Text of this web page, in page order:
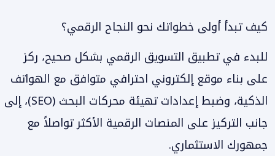
كيف تبدأ أولى خطواتك نحو النجاح الرقمي؟
للبدء في تطبيق التسويق الرقمي بشكل صحيح، ركز
على بناء موقع إلكتروني احترافي متوافق مع الهواتف
الذكية، وضبط إعدادات تهيئة محركات البحث (SEO)، إلى
جانب التركيز على المنصات الرقمية الأكثر تواصلاً مع
جمهورك الاستثماري.